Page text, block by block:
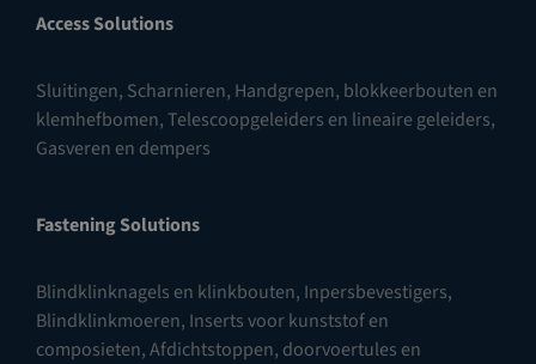
Access Solutions
Sluitingen, Scharnieren, Handgrepen, blokkeerbouten en
klemhefbomen,Telescoopgeleiders en lineaire geleiders,
Gasveren en dempers
Fastening Solutions
Blindklinknagels en klinkbouten, Inpersbevestigers,
Blindklinkmoeren, Inserts voor kunststof en
composieten,Afdichtstoppen, doorvoertules en